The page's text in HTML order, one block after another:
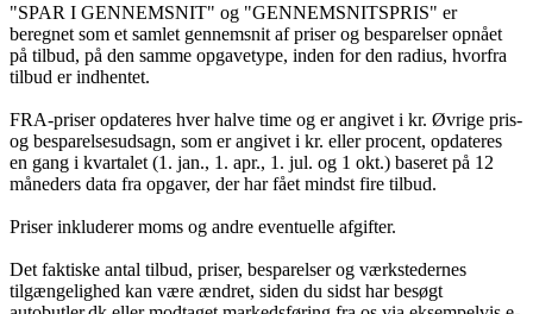
"SPAR I GENNEMSNIT" og "GENNEMSNITSPRIS" er
beregnet som et samlet gennemsnit af priser og besparelser opnået
på tilbud, på den samme opgavetype, inden for den radius, hvorfra
tilbud er indhentet.
FRA-priser opdateres hver halve time og er angivet i kr. Øvrige pris-
og besparelsesudsagn, som er angivet i kr. eller procent, opdateres
en gang i kvartalet (1. jan., 1. apr., 1. jul. og 1 okt.) baseret på 12
måneders data fra opgaver, der har fået mindst fire tilbud.
Priser inkluderer moms og andre eventuelle afgifter.
Det faktiske antal tilbud, priser, besparelser og værkstedernes
tilgængelighed kan være ændret, siden du sidst har besøgt